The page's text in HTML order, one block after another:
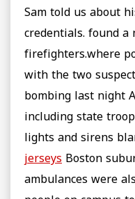
Sam told us about
credentials. found
firefighters.where
with the two
bombing last night
including state
lights and sirens
jerseys Boston
ambulances were